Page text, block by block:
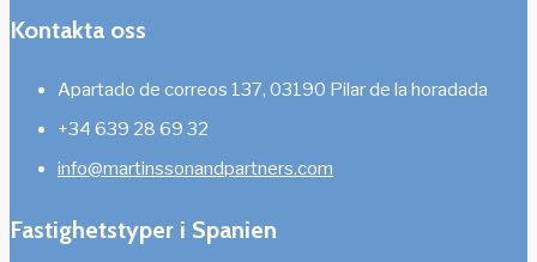
Kontakta oss
Apartado de correos 137, 03190 Pilar de la horadada
+34 639 28 69 32
info@martinssonandpartners.com
Fastighetstyper i Spanien